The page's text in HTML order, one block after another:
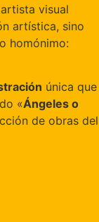
visual
artística, sino
homónimo:
única que
«Ángeles o
de obras del